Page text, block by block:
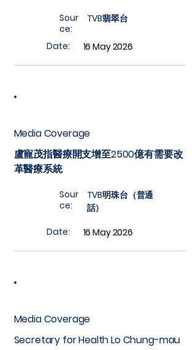
Sour
ce:
TVB翡翠台
Date: 16 May 2026
Media Coverage
盧寵茂指醫療開支增至2500億有需要改
革醫療系統
Sour
ce:
TVB明珠台（普通
話）
Date:
16 May 2026
Media Coverage
Secretary for Health Lo Chung-mau